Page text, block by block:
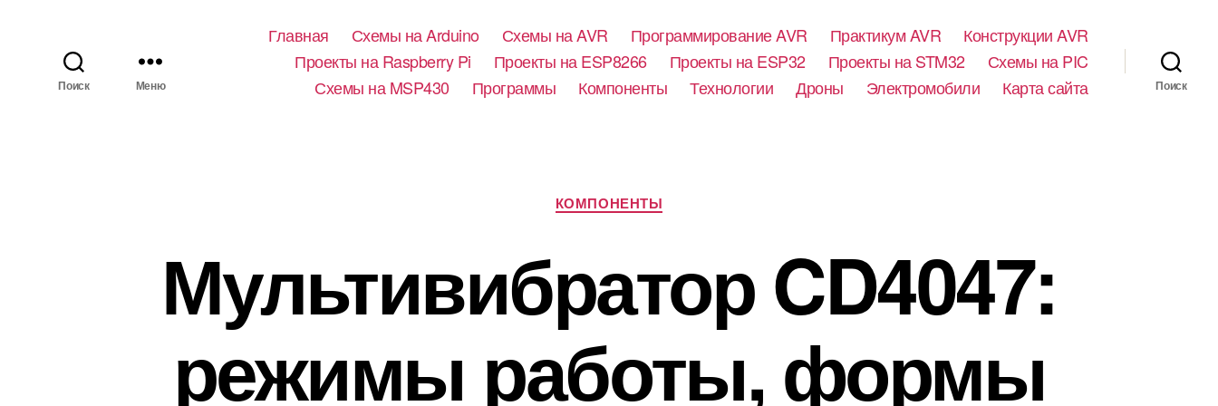
Поиск Меню
Главная Схемы на Arduino Схемы на AVR Программирование AVR Практикум AVR
Конструкции AVR
Проекты на Raspberry Pi
Проекты на ESP8266 Проекты на ESP32 Проекты на STM32
Схемы на PIC
Схемы на MSP430
Программы Компоненты Технологии Дроны Электромобили Карта сайта Поиск
Р
у
и
к
и
КОМПОНЕНТЫ
Мультивибратор CD4047:
режимы работы, формы